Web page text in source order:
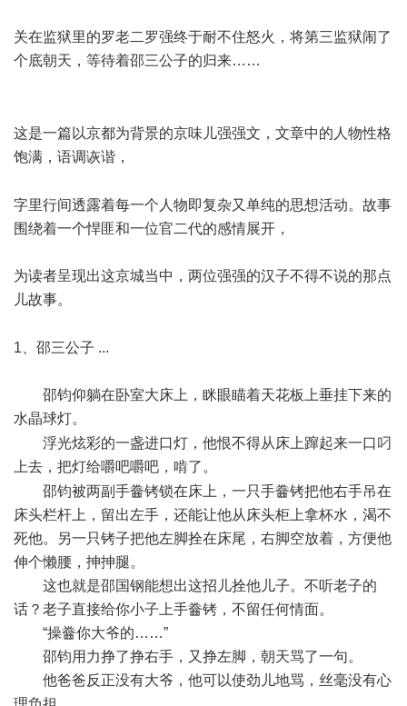
关在监狱里的罗老二罗强终于耐不住怒火，将第三监狱闹了
个底朝天，等待着邵三公子的归来……
这是一篇以京都为背景的京味儿强强文，文章中的人物性格
饱满，语调诙谐，
字里行间透露着每一个人物即复杂又单纯的思想活动。故事
围绕着一个悍匪和一位官二代的感情展开，
为读者呈现出这京城当中，两位强强的汉子不得不说的那点
儿故事。
1、邵三公子 ...
邵钧仰躺在卧室大床上，眯眼瞄着天花板上垂挂下来的
水晶球灯。
浮光炫彩的一盏进口灯，他恨不得从床上蹿起来一口叼
上去，把灯给嚼吧嚼吧，啃了。
邵钧被两副手齤铐锁在床上，一只手齤铐把他右手吊在
床头栏杆上，留出左手，还能让他从床头柜上拿杯水，渴不
死他。另一只铐子把他左脚拴在床尾，右脚空放着，方便他
伸个懒腰，抻抻腿。
这也就是邵国钢能想出这招儿拴他儿子。不听老子的
话？老子直接给你小子上手齤铐，不留任何情面。
“操齤你大爷的……”
邵钧用力挣了挣右手，又挣左脚，朝天骂了一句。
他爸爸反正没有大爷，他可以使劲儿地骂，丝毫没有心